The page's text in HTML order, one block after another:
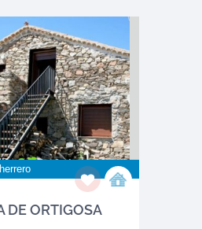
DE ORTIGOSA